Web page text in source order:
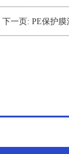
下一页: PE保护膜